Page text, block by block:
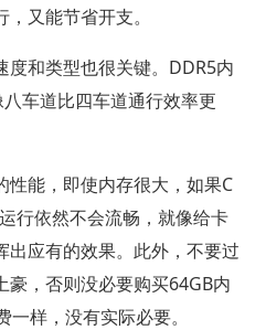
又能节省开支。
度和类型也很关键。DDR5内
车道比四车道通行效率更
性能，即使内存很大，如果C
行依然不会流畅，就像给卡
出应有的效果。此外，不要过
豪，否则没必要购买64GB内
样，没有实际必要。